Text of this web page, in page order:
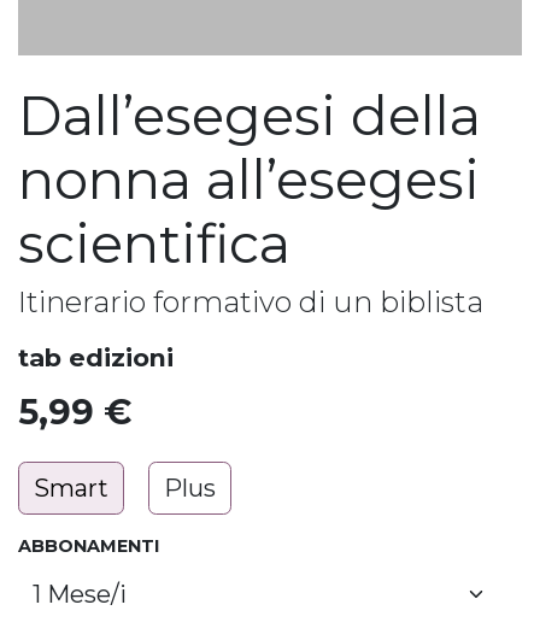
Dall’esegesi della
nonna all’esegesi
scientifica
Itinerario formativo di un biblista
tab edizioni
5,99 €
Smart Plus
ABBONAMENTI